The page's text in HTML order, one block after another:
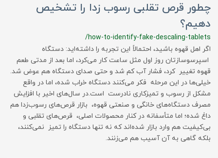
چطور قرص تقلبی رسوب زدا را تشخیص
دهیم؟
/how-to-identify-fake-descaling-tablets
اگر اهل قهوه باشید، احتمالاً این تجربه را داشته‌اید: دستگاه
اسپرسوسازتان روز اول مثل ساعت کار می‌کرد، اما بعد از مدتی طعم
قهوه تغییر کرد، فشار آب کم شد و حتی صدای دستگاه هم عوض شد.
خیلی‌ها در این مرحله فکر می‌کنند دستگاه خراب شده، اما در واقع
مشکل از رسوب و تمیزکاری نادرست است.در سال‌های اخیر با افزایش
مصرف دستگاه‌های خانگی و صنعتی قهوه، بازار قرص‌های رسوب‌زدا هم
داغ شده؛ اما متأسفانه در کنار محصولات اصلی، قرص‌های تقلبی و
بی‌کیفیت هم وارد بازار شده‌اند که نه تنها دستگاه را تمیز نمی‌کنند،
بلکه گاهی به آن آسیب هم می‌زنند.